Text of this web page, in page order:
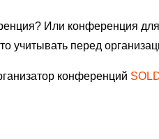
Или конференция для
учитывать перед
конференций